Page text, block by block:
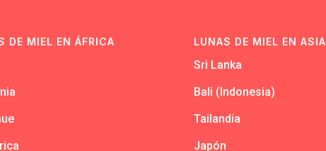
DE MIEL EN ÁFRICA LUNAS DE MIEL EN ASIA
Sri Lanka
Bali (Indonesia)
Tailandia
Japón